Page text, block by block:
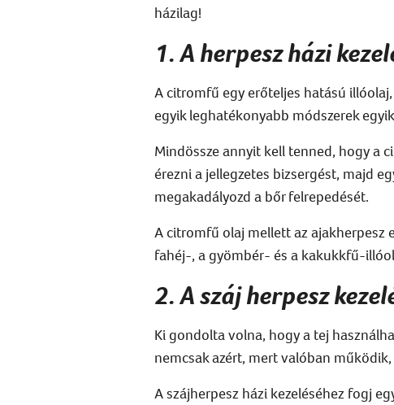
házilag!
1. A herpesz házi
A citromfű egyerőteljes hatású
egyik leghatékonyabb módszerek
Mindössze annyit kell tenned, hogy a
érezni a jellegzetes bizsergést, majd
megakadályozd a bőr felrepedését.
A citromfű olaj mellett az ajakherpesz
fahéj-, a gyömbér- és a kakukkfű-
2. A száj herpesz
Ki gondolta volna, hogy a tej
nemcsak azért, mert valóban
A szájherpesz házi kezeléséhez fogj